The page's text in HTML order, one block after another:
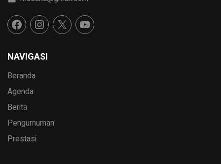
NAVIGASI
Beranda
Agenda
Berita
Pengumuman
Prestasi